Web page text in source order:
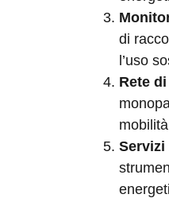
di
l’uso
Rete
Servizi